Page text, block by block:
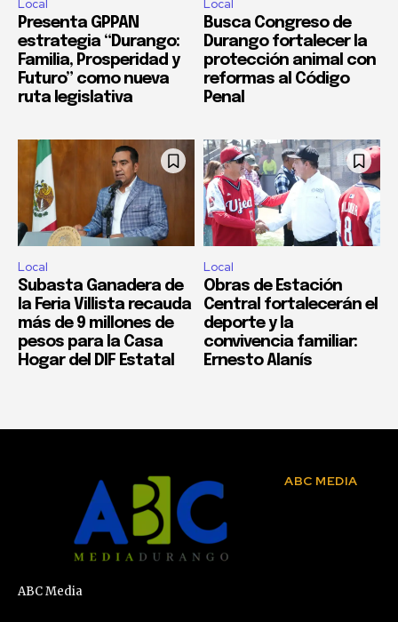
Local
Presenta GPPAN
estrategia “Durango:
Familia, Prosperidad y
Futuro” como nueva
ruta legislativa
Local
Busca Congreso de
Durango fortalecer la
protección animal con
reformas al Código
Penal
Local
Subasta Ganadera de
la Feria Villista recauda
más de 9 millones de
pesos para la Casa
Hogar del DIF Estatal
Local
Obras de Estación
Central fortalecerán el
deporte y la
convivencia familiar:
Ernesto Alanís
ABC MEDIA
ABC Media